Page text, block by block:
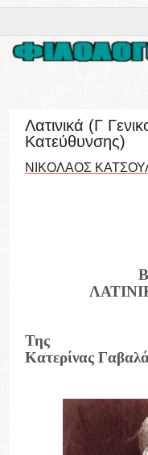
Λατινικά (Γ
Κατεύθυνσης)
ΝΙΚΟΛΑΟΣ
Της
Κατερίνας